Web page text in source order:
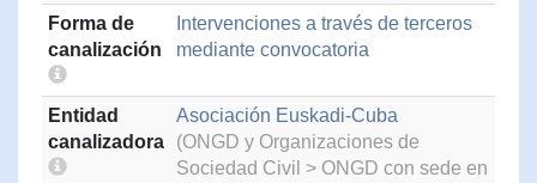
Forma de
canalización
Intervenciones a través de terceros
mediante convocatoria
Entidad
canalizadora
Asociación Euskadi-Cuba
(ONGD y Organizaciones de
Sociedad Civil > ONGD con sede en